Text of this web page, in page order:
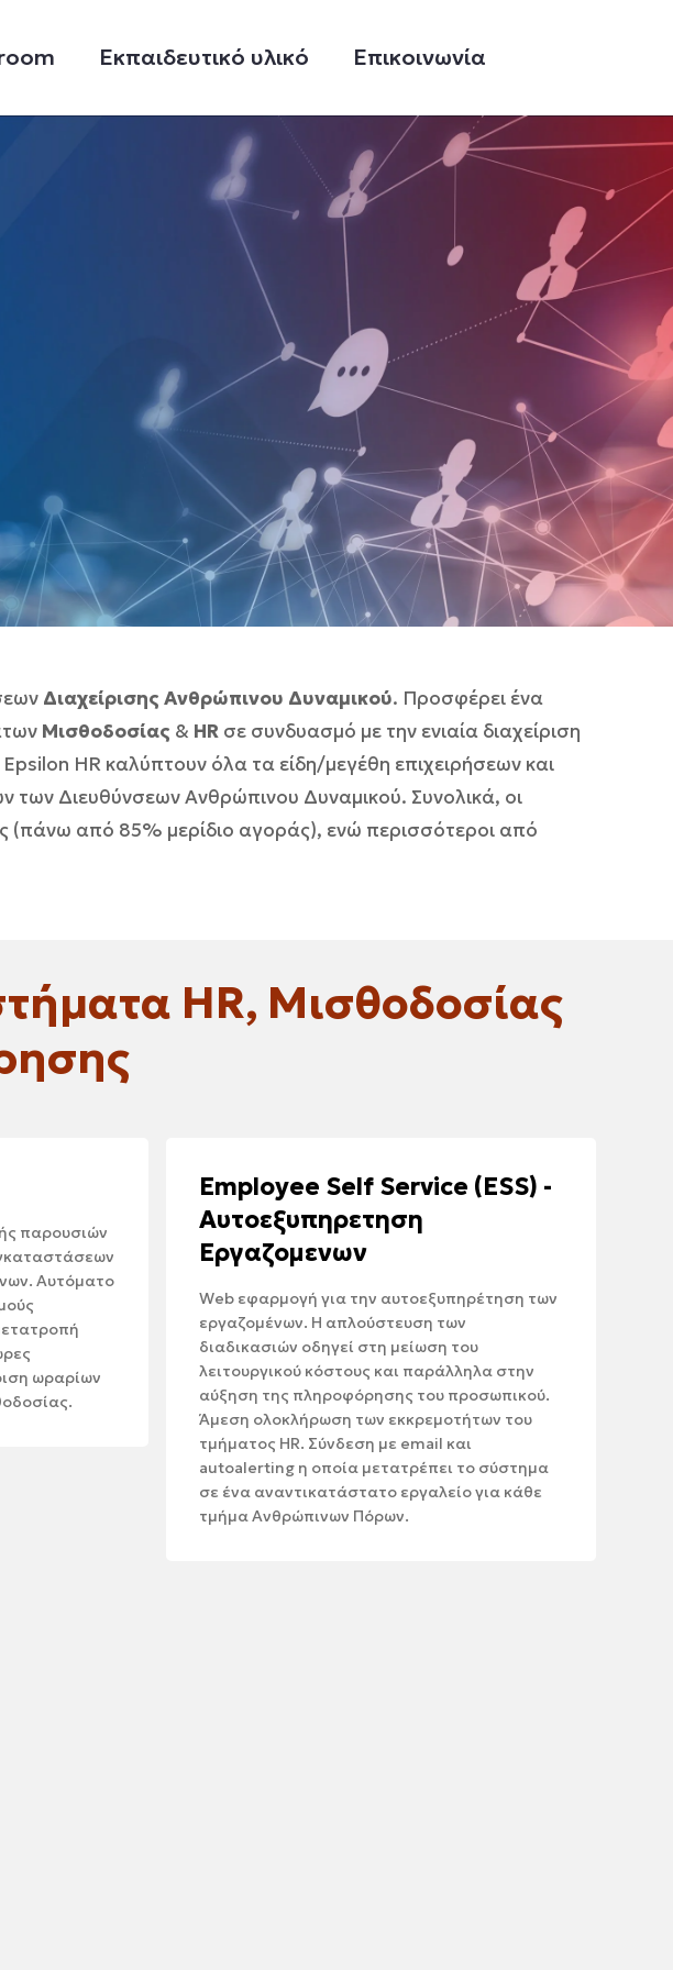
Εκπαιδευτικό υλικό Επικοινωνία
Διαχείρισης Ανθρώπινου Δυναμικού. Προσφέρει ένα
Μισθοδοσίας & HR σε συνδυασμό με την ενιαία διαχείριση
HR καλύπτουν όλα τα είδη/μεγέθη επιχειρήσεων και
των Διευθύνσεων Ανθρώπινου Δυναμικού. Συνολικά, οι
(πάνω από 85% μερίδιο αγοράς), ενώ περισσότεροι από
HR, Μισθοδοσίας
παρουσιών
Αυτόματο
ωραρίων
Employee Self Service (ESS) -
Αυτοεξυπηρετηση
Εργαζομενων
Web εφαρμογή για την αυτοεξυπηρέτηση των
εργαζομένων. Η απλούστευση των
διαδικασιών οδηγεί στη μείωση του
λειτουργικού κόστους και παράλληλα στην
αύξηση της πληροφόρησης του προσωπικού.
Άμεση ολοκλήρωση των εκκρεμοτήτων του
τμήματος HR. Σύνδεση με email και
autoalerting η οποία μετατρέπει το σύστημα
σε ένα αναντικατάστατο εργαλείο για κάθε
τμήμα Ανθρώπινων Πόρων.